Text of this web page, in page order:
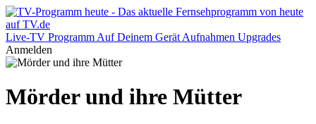
Live-TV Programm Auf Deinem Gerät Aufnahmen Upgrades
Anmelden
Mörder und ihre Mütter